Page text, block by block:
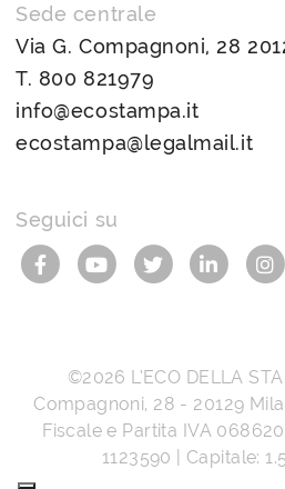
Sede centrale
Via G. Compagnoni, 28
T. 800 821979
info@ecostampa.it
ecostampa@legalmail.it
Seguici su
©2026 L’ECO DELLA
Compagnoni, 28 - 20129
Fiscale e Partita IVA
1123590 | Capitale: